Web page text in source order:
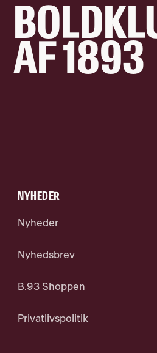
AF 1893
NYHEDER
Nyheder
Nyhedsbrev
B.93 Shoppen
Privatlivspolitik